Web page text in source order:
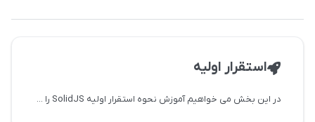
استقرار اولیه
در این بخش می خواهیم آموزش نحوه استقرار اولیه SolidJS را به شما آموزش دهیم